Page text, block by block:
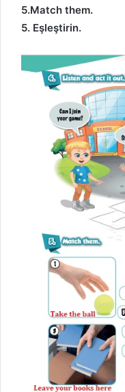
5.Match them.
5. Eşleştirin.